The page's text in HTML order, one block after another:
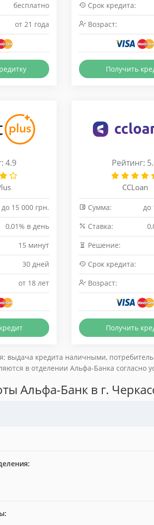
бесплатно
от 21 года
Срок кредита:
Возраст:
Получить
4.9
до 15 000 грн.
0,01% в день
15 минут
30 дней
от 18 лет
Рейтинг:
CCLoan
Сумма:
до
Cтавка:
Решение:
Срок кредита:
Возраст:
Получить
выдача кредита наличными,
в отделении Альфа-Банка согласно
Альфа-Банк в г.